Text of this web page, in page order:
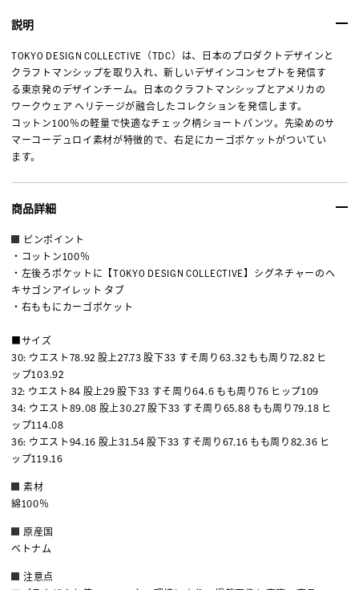
説明
TOKYO DESIGN COLLECTIVE（TDC）は、日本のプロダクトデザインと
クラフトマンシップを取り入れ、新しいデザインコンセプトを発信す
る東京発のデザインチーム。日本のクラフトマンシップとアメリカの
ワークウェア ヘリテージが融合したコレクションを発信します。
コットン100％の軽量で快適なチェック柄ショートパンツ。先染めのサ
マーコーデュロイ素材が特徴的で、右足にカーゴポケットがついてい
ます。
商品詳細
ピンポイント
・コットン100％
・左後ろポケットに【TOKYO DESIGN COLLECTIVE】シグネチャーのヘ
キサゴンアイレット タブ
・右ももにカーゴポケット
■サイズ
30: ウエスト78.92 股上27.73 股下33 すそ周り63.32 もも周り72.82 ヒ
ップ103.92
32: ウエスト84 股上29 股下33 すそ周り64.6 もも周り76 ヒップ109
34: ウエスト89.08 股上30.27 股下33 すそ周り65.88 もも周り79.18 ヒ
ップ114.08
36: ウエスト94.16 股上31.54 股下33 すそ周り67.16 もも周り82.36 ヒ
ップ119.16
素材
綿100％
原産国
ベトナム
注意点